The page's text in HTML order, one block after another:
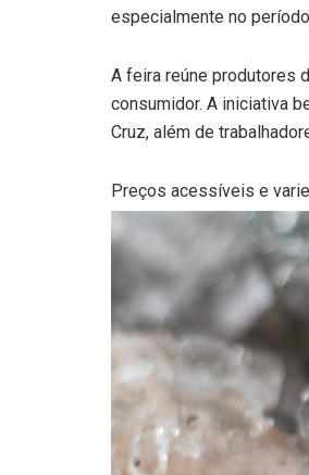
especialmente no
A feira reúne produtores
consumidor. A iniciativa
Cruz, além de
Preços acessíveis e